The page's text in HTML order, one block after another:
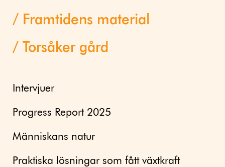
Framtidens material
Torsåker gård
Intervjuer
Progress Report 2025
Människans natur
Praktiska lösningar som fått växtkraft